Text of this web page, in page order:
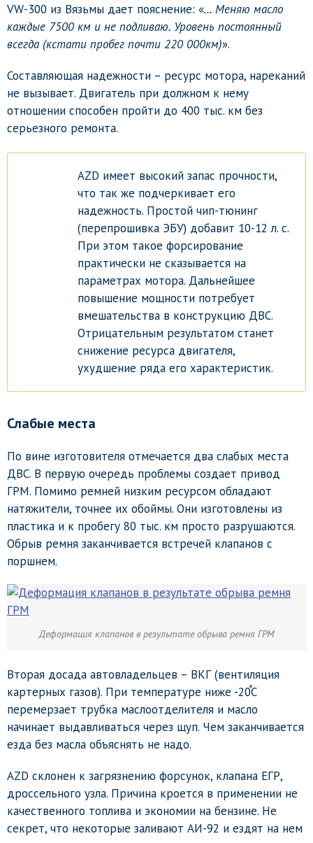
VW-300 из Вязьмы дает пояснение: «… Меняю масло
каждые 7500 км и не подливаю. Уровень постоянный
всегда (кстати пробег почти 220 000км)».
Составляющая надежности – ресурс мотора, нареканий
не вызывает. Двигатель при должном к нему
отношении способен пройти до 400 тыс. км без
серьезного ремонта.
AZD имеет высокий запас прочности,
что так же подчеркивает его
надежность. Простой чип-тюнинг
(перепрошивка ЭБУ) добавит 10-12 л. с.
При этом такое форсирование
практически не сказывается на
параметрах мотора. Дальнейшее
повышение мощности потребует
вмешательства в конструкцию ДВС.
Отрицательным результатом станет
снижение ресурса двигателя,
ухудшение ряда его характеристик.
Слабые места
По вине изготовителя отмечается два слабых места
ДВС. В первую очередь проблемы создает привод
ГРМ. Помимо ремней низким ресурсом обладают
натяжители, точнее их обоймы. Они изготовлены из
пластика и к пробегу 80 тыс. км просто разрушаются.
Обрыв ремня заканчивается встречей клапанов с
поршнем.
Деформация клапанов в результате обрыва ремня ГРМ
Вторая досада автовладельцев – ВКГ (вентиляция
картерных газов). При температуре ниже -20֯C
перемерзает трубка маслоотделителя и масло
начинает выдавливаться через щуп. Чем заканчивается
езда без масла объяснять не надо.
AZD склонен к загрязнению форсунок, клапана ЕГР,
дроссельного узла. Причина кроется в применении не
качественного топлива и экономии на бензине. Не
секрет, что некоторые заливают АИ-92 и ездят на нем